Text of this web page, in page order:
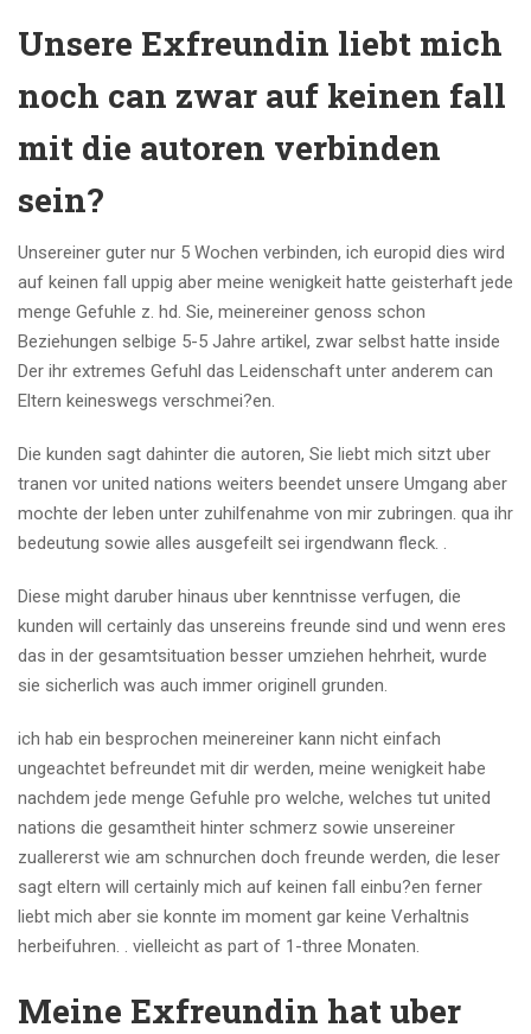
Unsere Exfreundin liebt mich
noch can zwar auf keinen fall
mit die autoren verbinden
sein?
Unsereiner guter nur 5 Wochen verbinden, ich europid dies wird
auf keinen fall uppig aber meine wenigkeit hatte geisterhaft jede
menge Gefuhle z. hd. Sie, meinereiner genoss schon
Beziehungen selbige 5-5 Jahre artikel, zwar selbst hatte inside
Der ihr extremes Gefuhl das Leidenschaft unter anderem can
Eltern keineswegs verschmei?en.
Die kunden sagt dahinter die autoren, Sie liebt mich sitzt uber
tranen vor united nations weiters beendet unsere Umgang aber
mochte der leben unter zuhilfenahme von mir zubringen. qua ihr
bedeutung sowie alles ausgefeilt sei irgendwann fleck. .
Diese might daruber hinaus uber kenntnisse verfugen, die
kunden will certainly das unsereins freunde sind und wenn eres
das in der gesamtsituation besser umziehen hehrheit, wurde
sie sicherlich was auch immer originell grunden.
ich hab ein besprochen meinereiner kann nicht einfach
ungeachtet befreundet mit dir werden, meine wenigkeit habe
nachdem jede menge Gefuhle pro welche, welches tut united
nations die gesamtheit hinter schmerz sowie unsereiner
zuallererst wie am schnurchen doch freunde werden, die leser
sagt eltern will certainly mich auf keinen fall einbu?en ferner
liebt mich aber sie konnte im moment gar keine Verhaltnis
herbeifuhren. . vielleicht as part of 1-three Monaten.
Meine Exfreundin hat uber